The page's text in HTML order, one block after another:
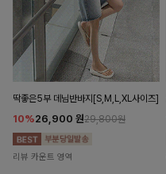
딱좋은5부 데님반바지[S,M,L,XL사이즈]
10%26,900 원29,800원
리뷰 카운트 영역